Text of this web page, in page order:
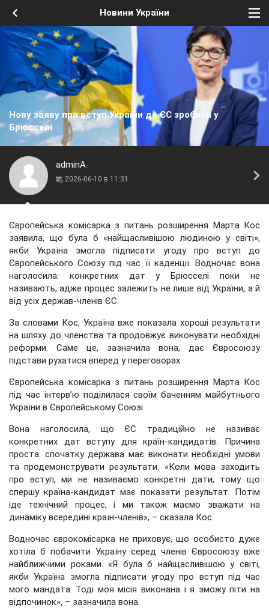
Новини України
Нову заяву про вступ України до ЄС зробили у
Брюсселі
adminA
2026-06-10 в 11:31
Європейська комісарка з питань розширення Марта Кос
заявила, що була б «найщасливішою людиною у світі»,
якби Україна змогла підписати угоду про вступ до
Європейського Союзу під час її каденції. Водночас вона
наголосила: конкретних дат у Брюсселі поки не
називають, адже процес залежить не лише від України, а й
від усіх держав-членів ЄС.
За словами Кос, Україна вже показала хороші результати
на шляху до членства та продовжує виконувати необхідні
реформи. Саме це, зазначила вона, дає Євросоюзу
підстави рухатися вперед у переговорах.
Європейська комісарка з питань розширення Марта Кос
під час інтерв’ю поділилася своїм баченням майбутнього
України в Європейському Союзі.
Вона наголосила, що ЄС традиційно не називає
конкретних дат вступу для країн-кандидатів. Причина
проста: спочатку держава має виконати необхідні умови
та продемонструвати результати. «Коли мова заходить
про вступ, ми не називаємо конкретні дати, тому що
спершу країна-кандидат має показати результат. Потім
іде технічний процес, і ми також маємо зважати на
динаміку всередині країн-членів», – сказала Кос.
Водночас єврокомісарка не приховує, що особисто дуже
хотіла б побачити Україну серед членів Євросоюзу вже
найближчими роками. «Я була б найщасливішою у світі,
якби Україна змогла підписати угоду про вступ під час
мого мандата. Тоді моя місія виконана і я зможу піти на
відпочинок», – зазначила вона.